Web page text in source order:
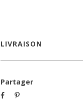
LIVRAISON
Partager